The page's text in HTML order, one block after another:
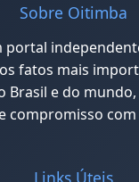
Sobre Oitimba
portal
fatos mais
Brasil e do
compromisso com
Links Úteis